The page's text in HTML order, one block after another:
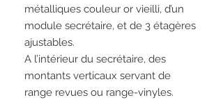
métalliques couleur or vieilli, d’un
module secrétaire, et de 3 étagères
ajustables.
A l’intérieur du secrétaire, des
montants verticaux servant de
range revues ou range-vinyles.